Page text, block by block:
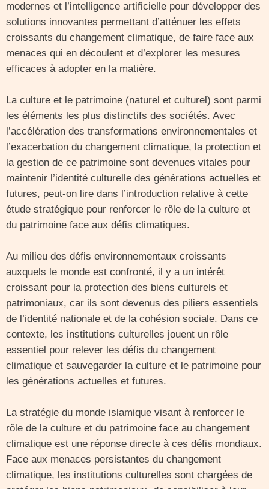
modernes et l’intelligence artificielle pour développer des
solutions innovantes permettant d’atténuer les effets
croissants du changement climatique, de faire face aux
menaces qui en découlent et d’explorer les mesures
efficaces à adopter en la matière.
La culture et le patrimoine (naturel et culturel) sont parmi
les éléments les plus distinctifs des sociétés. Avec
l’accélération des transformations environnementales et
l’exacerbation du changement climatique, la protection et
la gestion de ce patrimoine sont devenues vitales pour
maintenir l’identité culturelle des générations actuelles et
futures, peut-on lire dans l’introduction relative à cette
étude stratégique pour renforcer le rôle de la culture et
du patrimoine face aux défis climatiques.
Au milieu des défis environnementaux croissants
auxquels le monde est confronté, il y a un intérêt
croissant pour la protection des biens culturels et
patrimoniaux, car ils sont devenus des piliers essentiels
de l’identité nationale et de la cohésion sociale. Dans ce
contexte, les institutions culturelles jouent un rôle
essentiel pour relever les défis du changement
climatique et sauvegarder la culture et le patrimoine pour
les générations actuelles et futures.
La stratégie du monde islamique visant à renforcer le
rôle de la culture et du patrimoine face au changement
climatique est une réponse directe à ces défis mondiaux.
Face aux menaces persistantes du changement
climatique, les institutions culturelles sont chargées de